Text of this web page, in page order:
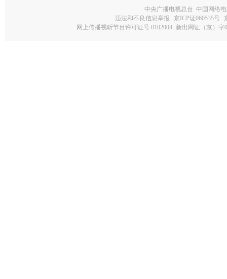
中央广播电视总台 中国网络
违法和不良信息举报
京ICP证060535号
网上传播视听节目许可证号 0102004 新出网证（京）